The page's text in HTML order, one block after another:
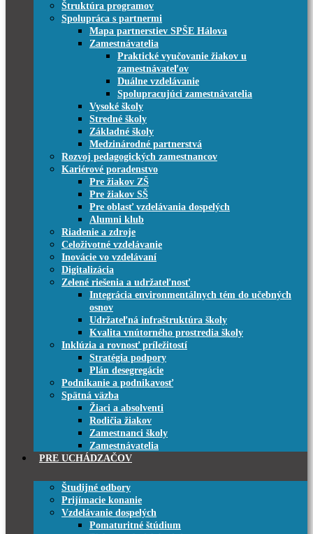
Štruktúra programov
Spolupráca s partnermi
Mapa partnerstiev SPŠE Hálova
Zamestnávatelia
Praktické vyučovanie žiakov u
zamestnávateľov
Duálne vzdelávanie
Spolupracujúci zamestnávatelia
Vysoké školy
Stredné školy
Základné školy
Medzinárodné partnerstvá
Rozvoj pedagogických zamestnancov
Kariérové poradenstvo
Pre žiakov ZŠ
Pre žiakov SŠ
Pre oblasť vzdelávania dospelých
Alumni klub
Riadenie a zdroje
Celoživotné vzdelávanie
Inovácie vo vzdelávaní
Digitalizácia
Zelené riešenia a udržateľnosť
Integrácia environmentálnych tém do učebných
osnov
Udržateľná infraštruktúra školy
Kvalita vnútorného prostredia školy
Inklúzia a rovnosť príležitostí
Stratégia podpory
Plán desegregácie
Podnikanie a podnikavosť
Spätná väzba
Žiaci a absolventi
Rodičia žiakov
Zamestnanci školy
Zamestnávatelia
PRE UCHÁDZAČOV
Študijné odbory
Prijímacie konanie
Vzdelávanie dospelých
Pomaturitné štúdium